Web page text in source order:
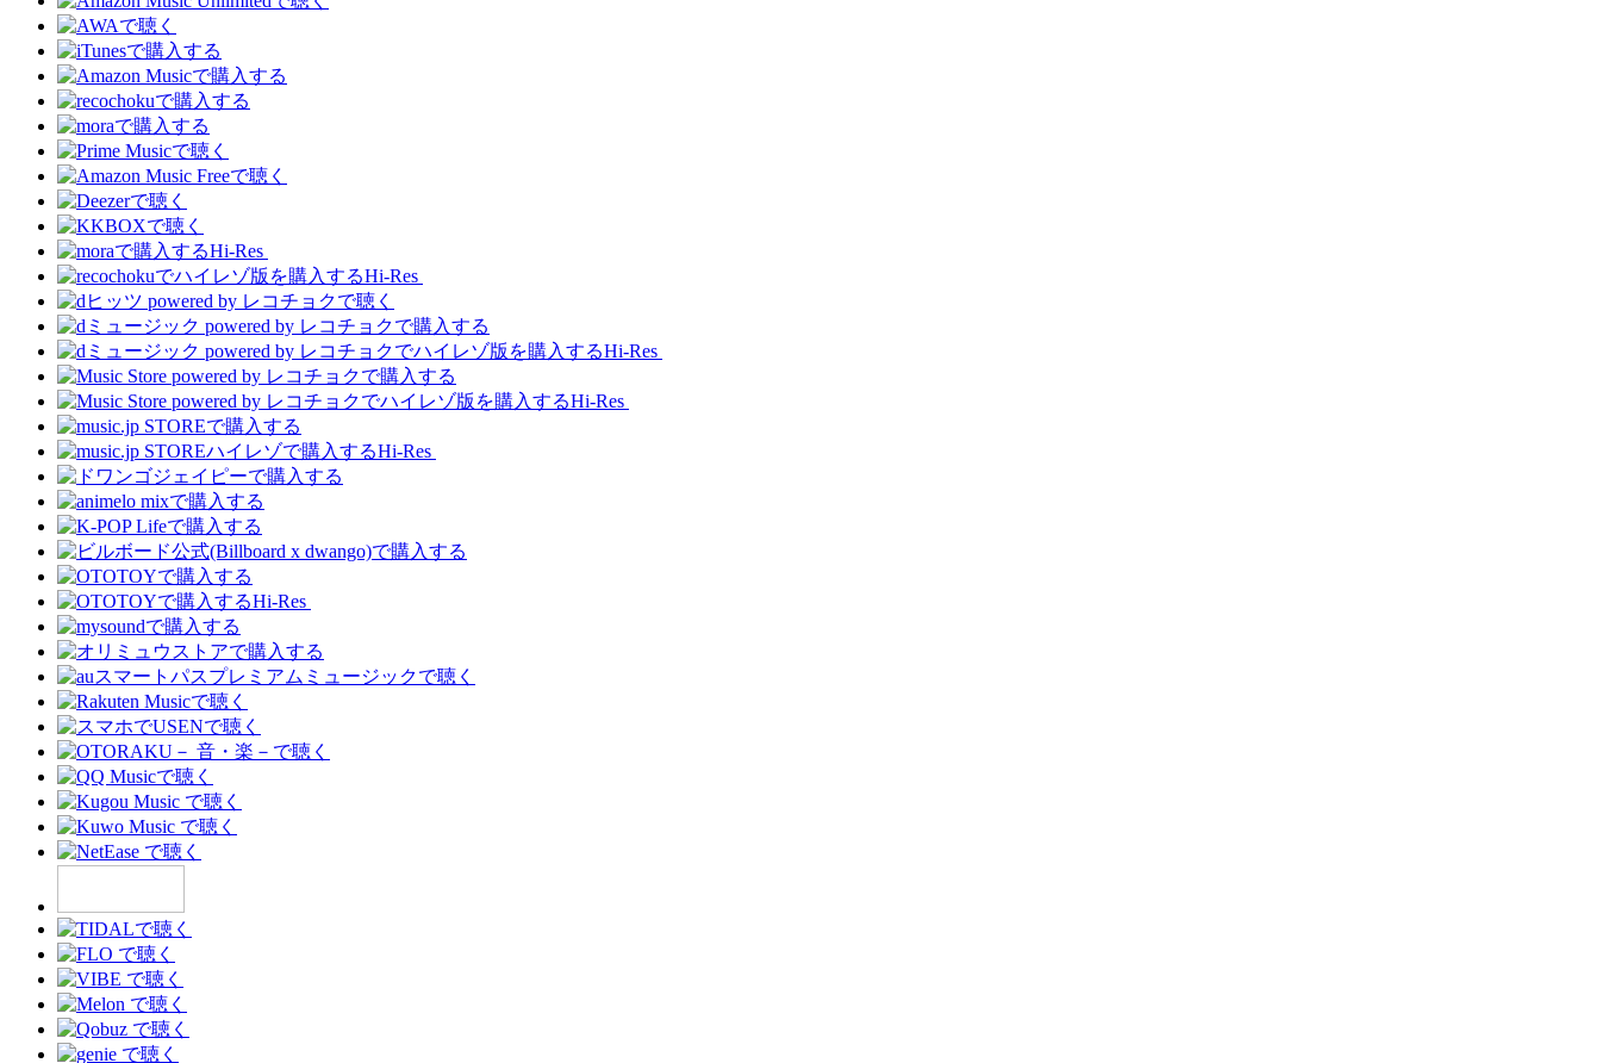
Hi-Res
Hi-Res
Hi-Res
Hi-Res
Hi-Res
Hi-Res